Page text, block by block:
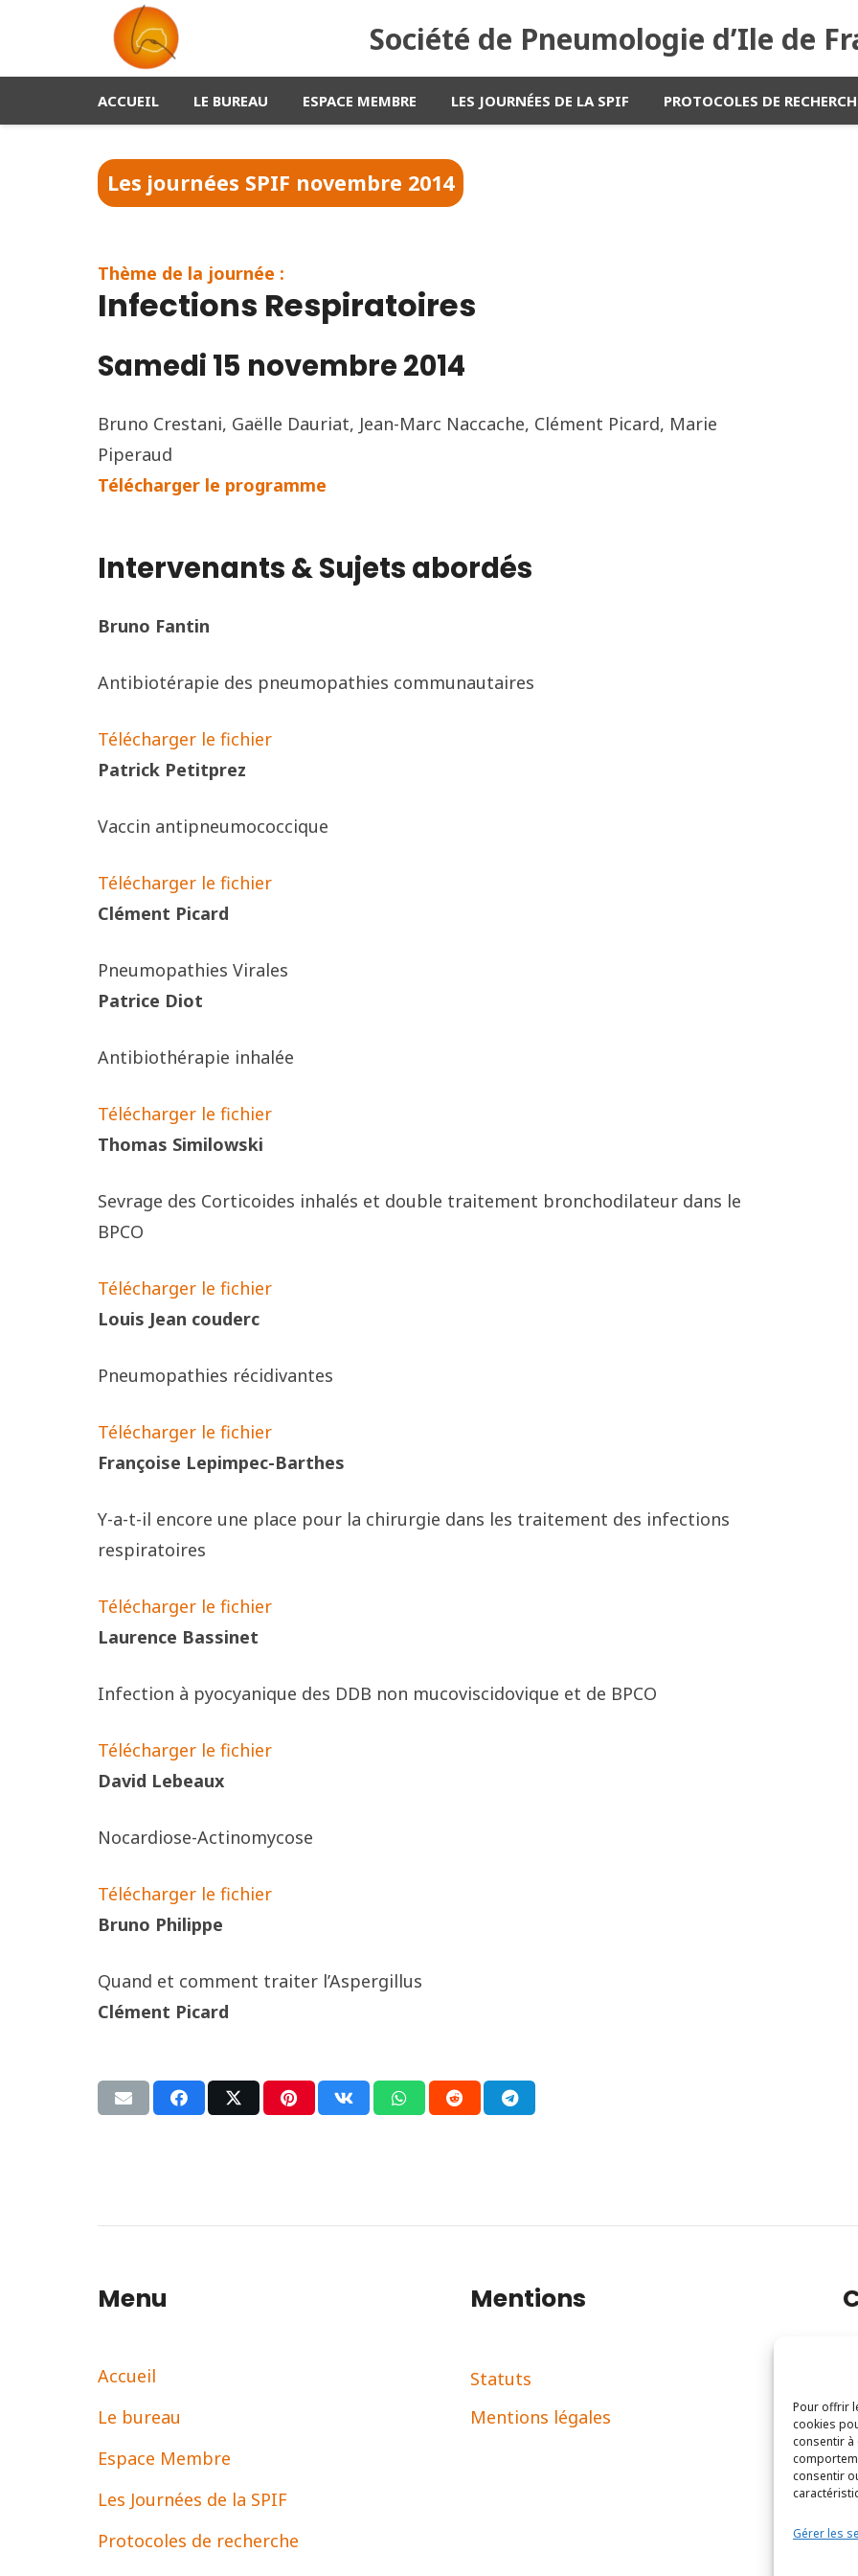
Pour offrir
cookies
consentir à
consentir
Gérer les
Société de Pneumologie d’Ile de
ACCUEIL LE BUREAU ESPACE MEMBRE LES JOURNÉES DE LA SPIF PROTOCOLES DE
Les journées SPIF novembre 2014
Thème de la journée :
Infections Respiratoires
Samedi 15 novembre 2014
Bruno Crestani, Gaëlle Dauriat, Jean-Marc Naccache, Clément Picard, Marie
Piperaud
Télécharger le programme
Intervenants & Sujets abordés
Bruno Fantin
Antibiotérapie des pneumopathies communautaires
Télécharger le fichier
Patrick Petitprez
Vaccin antipneumococcique
Télécharger le fichier
Clément Picard
Pneumopathies Virales
Patrice Diot
Antibiothérapie inhalée
Télécharger le fichier
Thomas Similowski
Sevrage des Corticoides inhalés et double traitement bronchodilateur dans le
BPCO
Télécharger le fichier
Louis Jean couderc
Pneumopathies récidivantes
Télécharger le fichier
Françoise Lepimpec-Barthes
Y-a-t-il encore une place pour la chirurgie dans les traitement des infections
respiratoires
Télécharger le fichier
Laurence Bassinet
Infection à pyocyanique des DDB non mucoviscidovique et de BPCO
Télécharger le fichier
David Lebeaux
Nocardiose-Actinomycose
Télécharger le fichier
Bruno Philippe
Quand et comment traiter l’Aspergillus
Clément Picard
Menu
Accueil
Le bureau
Espace Membre
Les Journées de la SPIF
Protocoles de recherche
Mentions
Statuts
Mentions légales